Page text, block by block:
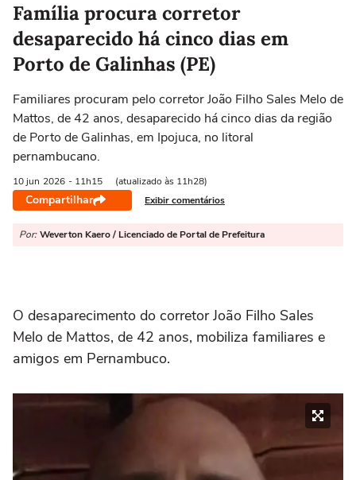
Família procura corretor
desaparecido há cinco dias em
Porto de Galinhas (PE)
Familiares procuram pelo corretor João Filho Sales Melo de
Mattos, de 42 anos, desaparecido há cinco dias da região
de Porto de Galinhas, em Ipojuca, no litoral
pernambucano.
10 jun 2026 - 11h15 (atualizado às 11h28)
Compartilhar Exibir comentários
Por: Weverton Kaero / Licenciado de Portal de Prefeitura
O desaparecimento do corretor João Filho Sales
Melo de Mattos, de 42 anos, mobiliza familiares e
amigos em Pernambuco.